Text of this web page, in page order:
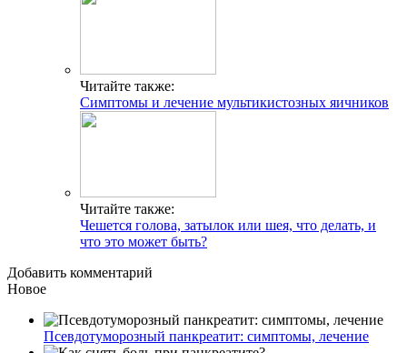
Читайте также:
Симптомы и лечение мультикистозных яичников
Читайте также:
Чешется голова, затылок или шея, что делать, и
что это может быть?
Добавить комментарий
Новое
Псевдотуморозный панкреатит: симптомы, лечение